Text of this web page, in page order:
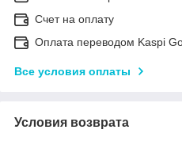
Счет на оплату
Оплата переводом Kaspi
Все условия оплаты
Условия возврата